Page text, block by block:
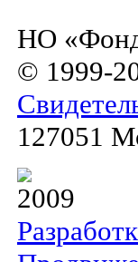
НО «Фонд
© 1999-
127051
2009